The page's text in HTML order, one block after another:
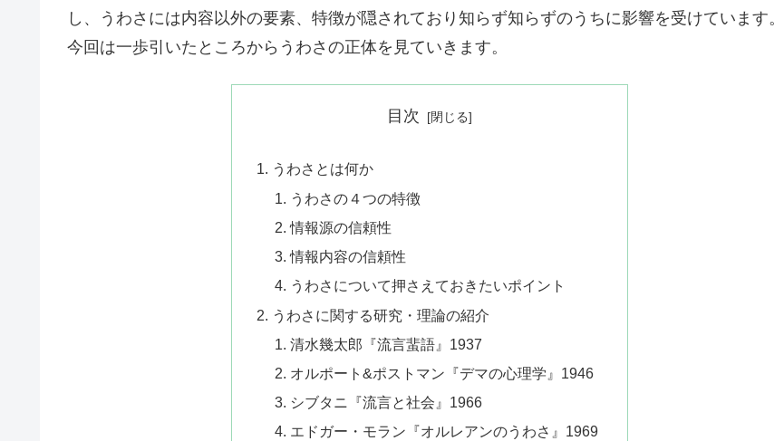
し、うわさには内容以外の要素、特徴が隠されており知らず知らずのうちに影響を受けています。
今回は一歩引いたところからうわさの正体を見ていきます。
目次
うわさとは何か
うわさの４つの特徴
情報源の信頼性
情報内容の信頼性
うわさについて押さえておきたいポイント
うわさに関する研究・理論の紹介
清水幾太郎『流言蜚語』1937
オルポート&ポストマン『デマの心理学』1946
シブタニ『流言と社会』1966
エドガー・モラン『オルレアンのうわさ』1969